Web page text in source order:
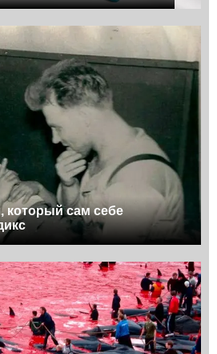
который сам себе